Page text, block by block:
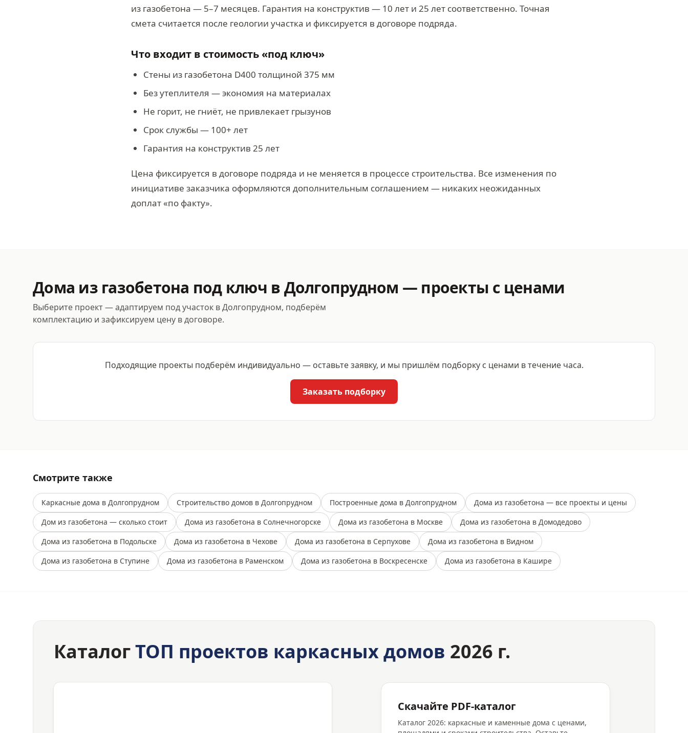
из газобетона — 5–7 месяцев. Гарантия на конструктив — 10 лет и 25 лет соответственно. Точная
смета считается после геологии участка и фиксируется в договоре подряда.
Что входит в стоимость «под ключ»
Стены из газобетона D400 толщиной 375 мм
Без утеплителя — экономия на материалах
Не горит, не гниёт, не привлекает грызунов
Срок службы — 100+ лет
Гарантия на конструктив 25 лет
Цена фиксируется в договоре подряда и не меняется в процессе строительства. Все изменения по
инициативе заказчика оформляются дополнительным соглашением — никаких неожиданных
доплат «по факту».
Дома из газобетона под ключ в Долгопрудном — проекты с ценами
Выберите проект — адаптируем под участок в Долгопрудном, подберём
комплектацию и зафиксируем цену в договоре.
Подходящие проекты подберём индивидуально — оставьте заявку, и мы пришлём подборку с ценами в течение часа.
Заказать подборку
Смотрите также
Каркасные дома в Долгопрудном Строительство домов в Долгопрудном Построенные дома в Долгопрудном
Дома из газобетона — все проекты и цены
Дом из газобетона — сколько стоит
Дома из газобетона в Солнечногорске Дома из газобетона в Москве
Дома из газобетона в Домодедово
Дома из газобетона в Подольске
Дома из газобетона в Чехове Дома из газобетона в Серпухове
Дома из газобетона в Видном
Дома из газобетона в Ступине
Дома из газобетона в Раменском Дома из газобетона в Воскресенске Дома из газобетона в Кашире
КаталогТОП проектов каркасных домов 2026 г.
Скачайте PDF-каталог
Каталог 2026: каркасные и каменные дома с ценами,